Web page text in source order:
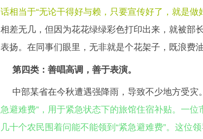
话相当于“无论干得好与赖，只要宣传好了，就是做
相差无几，但因为花花绿绿彩色打印出来，就被部
表扬。在同事们眼里，无非就是个花架子，既浪费
第四类：善唱高调，善于表演。
中部某省在今秋遭遇强降雨，导致不少地方受灾。
急避难费”，用于紧急状态下的旅馆住宿补贴。一位
几十个农民围着问能不能领到“紧急避难费”。这位